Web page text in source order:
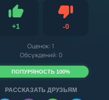
+1
Нравится
-0Не нравится
Оценок:1
Обсуждений: 0
ПОПУРЯНОСТЬ 100%